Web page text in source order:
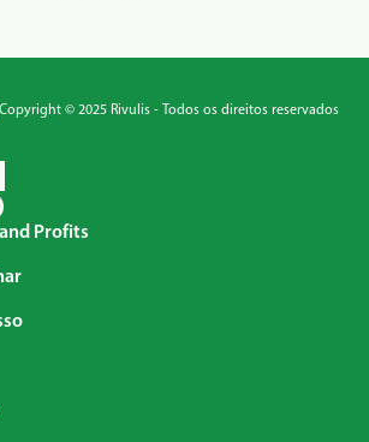
Copyright © 2025 Rivulis - Todos os direitos reservados
Profits